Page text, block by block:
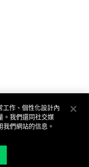
Rights Reserved
作、個性化設計內
。我們還同社交媒
們網站的信息。